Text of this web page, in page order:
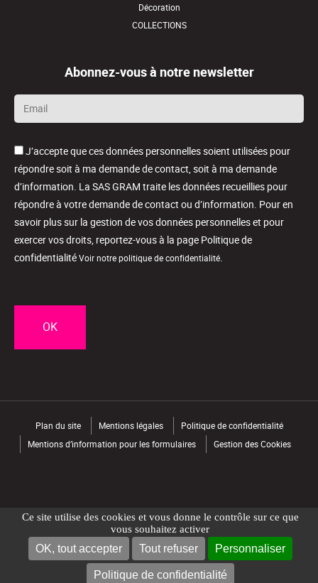
Ce site utilise des cookies et vous donne le contrôle sur ce que
vous souhaitez activer
OK, tout accepter Tout refuser Personnaliser
Politique de confidentialité
NOUS CONTACTER TROUVER UN MAGASIN
Décoration
COLLECTIONS
Abonnez-vous à notre newsletter
Email
*
J’accepte que ces données personnelles soient utilisées pour
répondre soit à ma demande de contact, soit à ma demande
d’information. La SAS GRAM traite les données recueillies pour
répondre à votre demande de contact ou d’information. Pour en
savoir plus sur la gestion de vos données personnelles et pour
exercer vos droits, reportez-vous à la page Politique de
confidentialitéVoir notre politique de confidentialité.
Plan du site Mentions légales
Politique de confidentialité
Mentions d’information pour les formulaires
Gestion des Cookies